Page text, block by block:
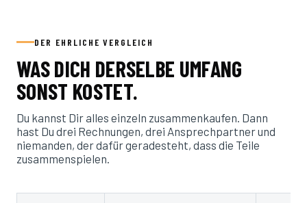
DER EHRLICHE VERGLEICH
WAS DICH DERSELBE UMFANG
SONST KOSTET.
Du kannst Dir alles einzeln zusammenkaufen. Dann
hast Du drei Rechnungen, drei Ansprechpartner und
niemanden, der dafür geradesteht, dass die Teile
zusammenspielen.